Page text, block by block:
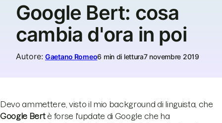
Google Bert: cosa
cambia d'ora in poi
Autore: Gaetano Romeo6 min di lettura7 novembre 2019
Devo ammettere, visto il mio background di linguista, che
Google Bertè forse l'update di Google che ha